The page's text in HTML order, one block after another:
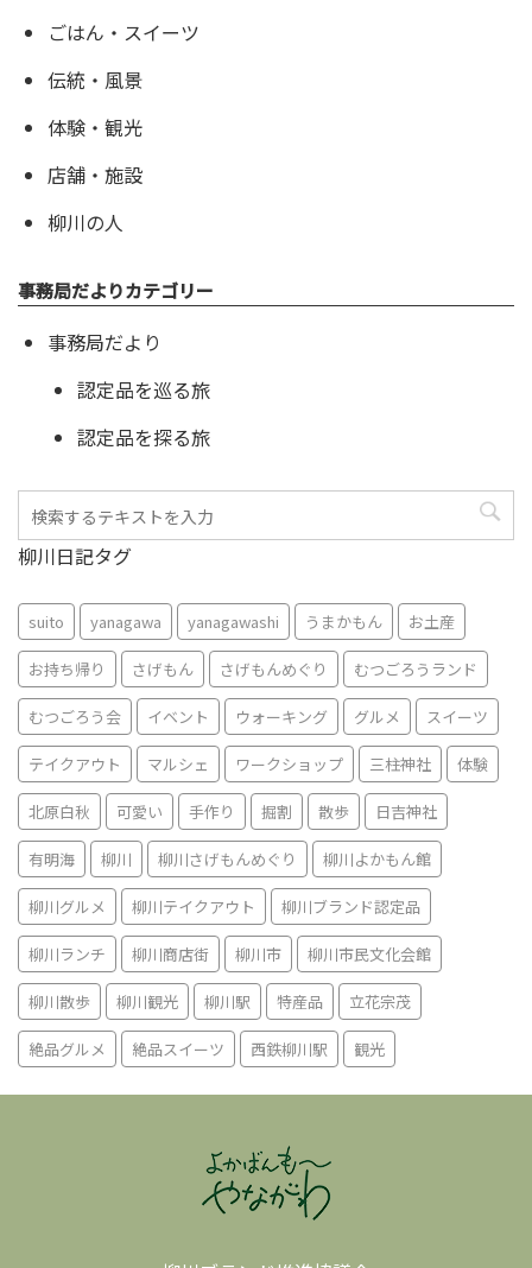
ごはん・スイーツ
伝統・風景
体験・観光
店舗・施設
柳川の人
事務局だよりカテゴリー
事務局だより
認定品を巡る旅
認定品を探る旅
柳川日記タグ
suito yanagawa yanagawashi うまかもん お土産
お持ち帰り さげもん さげもんめぐり むつごろうランド
むつごろう会 イベント ウォーキング グルメ スイーツ
テイクアウト マルシェ ワークショップ 三柱神社 体験
北原白秋 可愛い 手作り 掘割 散歩 日吉神社
有明海 柳川 柳川さげもんめぐり 柳川よかもん館
柳川グルメ 柳川テイクアウト 柳川ブランド認定品
柳川ランチ 柳川商店街 柳川市 柳川市民文化会館
柳川散歩 柳川観光 柳川駅 特産品 立花宗茂
絶品グルメ 絶品スイーツ 西鉄柳川駅 観光